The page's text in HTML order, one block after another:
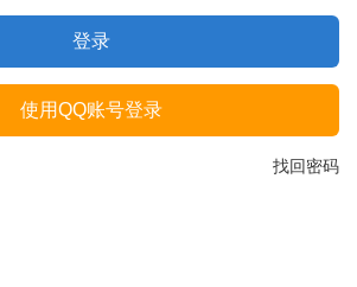
登录
使用QQ账号登录
找回密码